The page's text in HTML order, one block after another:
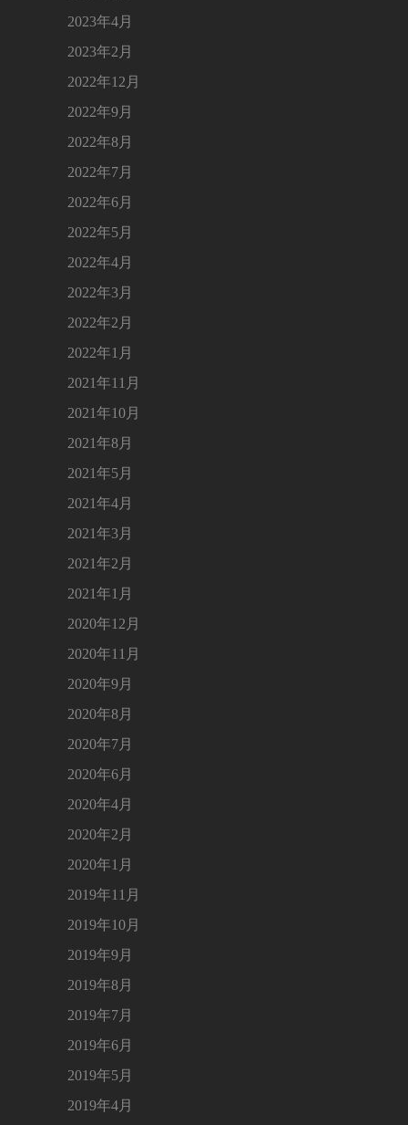
2023年4月
2023年2月
2022年12月
2022年9月
2022年8月
2022年7月
2022年6月
2022年5月
2022年4月
2022年3月
2022年2月
2022年1月
2021年11月
2021年10月
2021年8月
2021年5月
2021年4月
2021年3月
2021年2月
2021年1月
2020年12月
2020年11月
2020年9月
2020年8月
2020年7月
2020年6月
2020年4月
2020年2月
2020年1月
2019年11月
2019年10月
2019年9月
2019年8月
2019年7月
2019年6月
2019年5月
2019年4月